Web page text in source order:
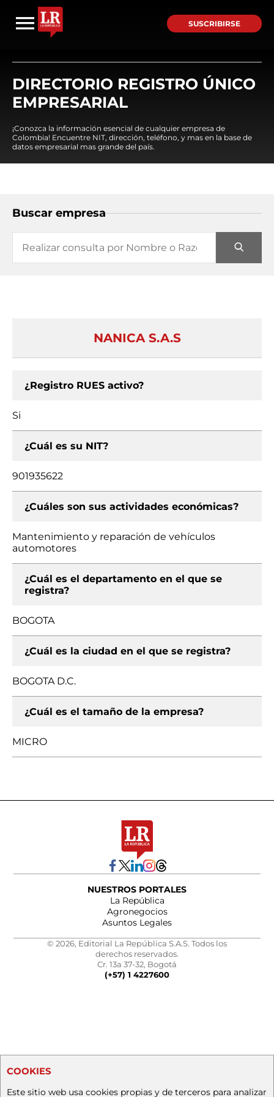
SUSCRIBIRSE
DIRECTORIO REGISTRO ÚNICO
EMPRESARIAL
¡Conozca la información esencial de cualquier empresa de
Colombia! Encuentre NIT, dirección, teléfono, y mas en la base de
datos empresarial mas grande del país.
Buscar empresa
NANICA S.A.S
¿Registro RUES activo?
Si
¿Cuál es su NIT?
901935622
¿Cuáles son sus actividades económicas?
Mantenimiento y reparación de vehículos
automotores
¿Cuál es el departamento en el que se
registra?
BOGOTA
¿Cuál es la ciudad en el que se registra?
BOGOTA D.C.
¿Cuál es el tamaño de la empresa?
MICRO
NUESTROS PORTALES
La República
Agronegocios
Asuntos Legales
© 2026, Editorial La República S.A.S. Todos los
derechos reservados.
Cr. 13a 37-32, Bogotá
(+57) 1 4227600
COOKIES
Este sitio web usa cookies propias y de terceros para analizar